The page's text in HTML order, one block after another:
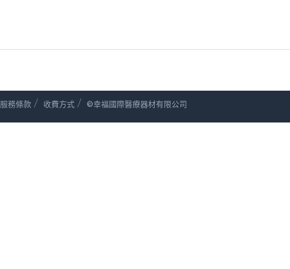
服務條款 / 收費方式 / ©幸福國際醫療器材有限公司